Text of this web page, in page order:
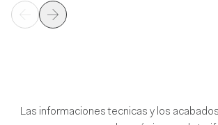
Las informaciones tecnicas y los